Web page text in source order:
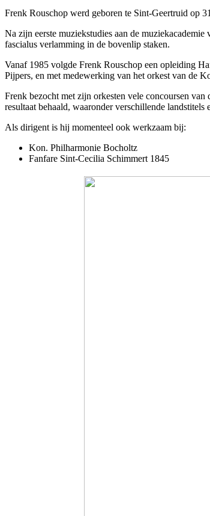
Frenk Rouschop werd geboren te Sint-Geertruid op
Na zijn eerste muziekstudies aan de
fascialus verlamming in de bovenlip staken.
Vanaf 1985 volgde Frenk Rouschop een opleiding
Pijpers, en met medewerking van het orkest van de
Frenk bezocht met zijn orkesten vele concoursen
resultaat behaald, waaronder verschillende
Als dirigent is hij momenteel ook werkzaam bij:
Kon. Philharmonie Bocholtz
Fanfare Sint-Cecilia Schimmert 1845